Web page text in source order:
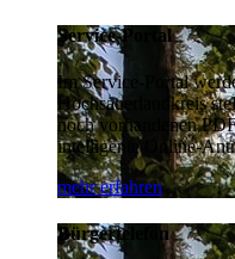
Service-Portal
Im Service-Portal
Hochsauerlandkreis
noch vorhandenen
intelligente Online-
mehr erfahren
Bürgertelefon